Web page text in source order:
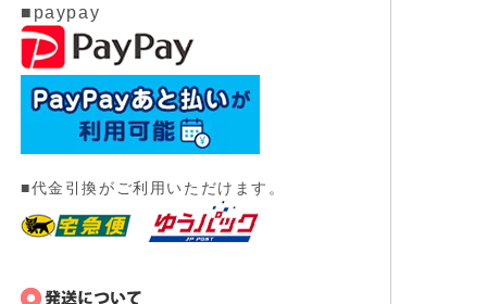
■paypay
■代金引換がご利用いただけます。